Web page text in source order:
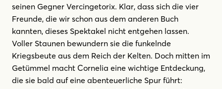
seinen Gegner Vercingetorix. Klar, dass sich die vier
Freunde, die wir schon aus dem anderen Buch
kannten, dieses Spektakel nicht entgehen lassen.
Voller Staunen bewundern sie die funkelnde
Kriegsbeute aus dem Reich der Kelten. Doch mitten im
Getümmel macht Cornelia eine wichtige Entdeckung,
die sie bald auf eine abenteuerliche Spur führt: